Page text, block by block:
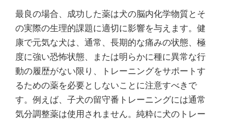
最良の場合、成功した薬は犬の脳内化学物質とそ
の実際の生理的課題に適切に影響を与えます。健
康で元気な犬は、通常、長期的な痛みの状態、極
度に強い恐怖状態、または明らかに種に異常な行
動の履歴がない限り、トレーニングをサポートす
るための薬を必要としないことに注意すべきで
す。例えば、子犬の留守番トレーニングには通常
気分調整薬は使用されません。純粋に犬のトレー